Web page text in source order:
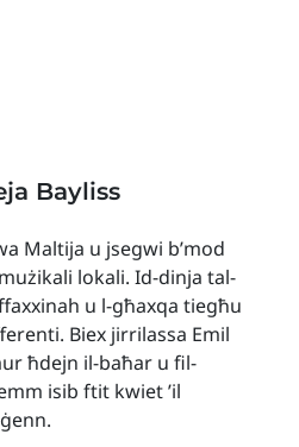
Bayliss
Maltija u jsegwi b’mod
lokali. Id-dinja tal-
u l-għaxqa tiegħu
Biex jirrilassa Emil
ħdejn il-baħar u fil-
isib ftit kwiet ’il